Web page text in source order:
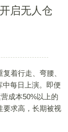
启无人仓
着行走、弯腰、
中每日上演。即便
成本50%以上的
要求高，长期被视